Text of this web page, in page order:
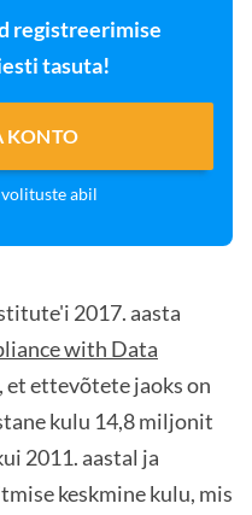
registreerimise
tasuta!
KONTO
abil
2017. aasta
with Data
et ettevõtete jaoks on
kulu 14,8 miljonit
2011. aastal ja
keskmine kulu, mis